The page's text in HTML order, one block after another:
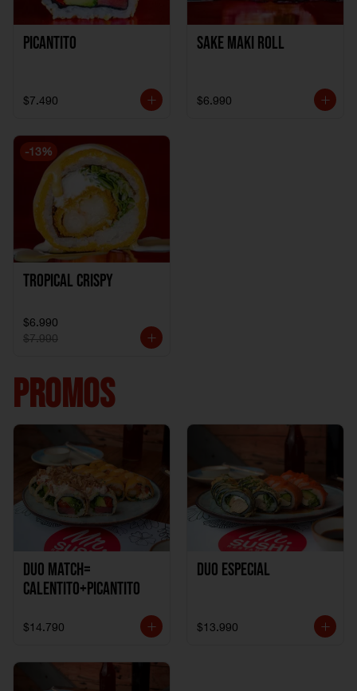
Picantito
$7.490
Sake Maki Roll
$6.990
-13%
Tropical crispy
$6.990
$7.990
PROMOS
DUO MATCH=
CALENTITO+PICANTITO
$14.790
Duo especial
$13.990